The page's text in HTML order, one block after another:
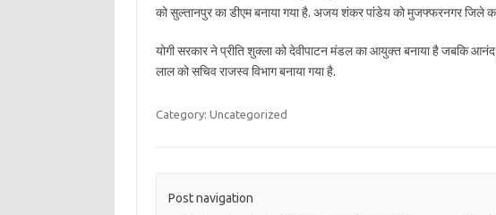
को सुल्तानपुर का डीएम बनाया गया है. अजय शंकर पांडेय को मुजफ्फरनगर जिले का
योगी सरकार ने प्रीति शुक्ला को देवीपाटन मंडल का आयुक्त बनाया है जबकि
लाल को सचिव राजस्व विभाग बनाया गया है.
Category: Uncategorized
Post navigation